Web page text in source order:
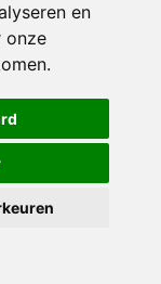
en
onze